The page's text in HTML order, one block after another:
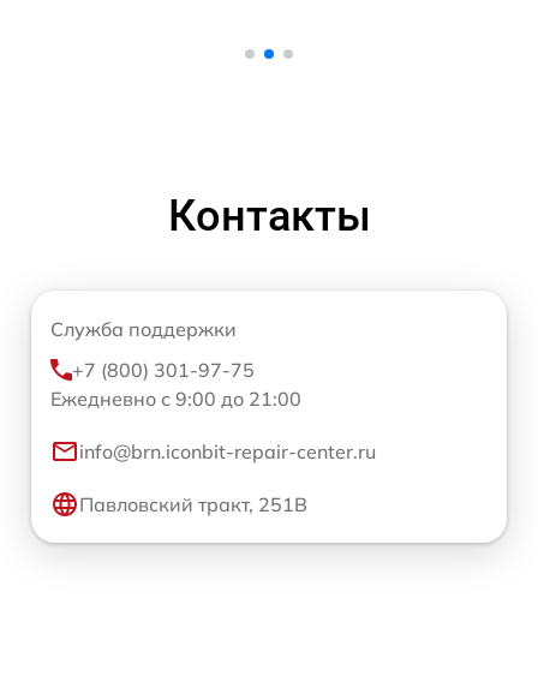
Контакты
Служба поддержки
+7 (800) 301-97-75
Ежедневно с 9:00 до 21:00
info@brn.iconbit-repair-center.ru
Павловский тракт, 251В